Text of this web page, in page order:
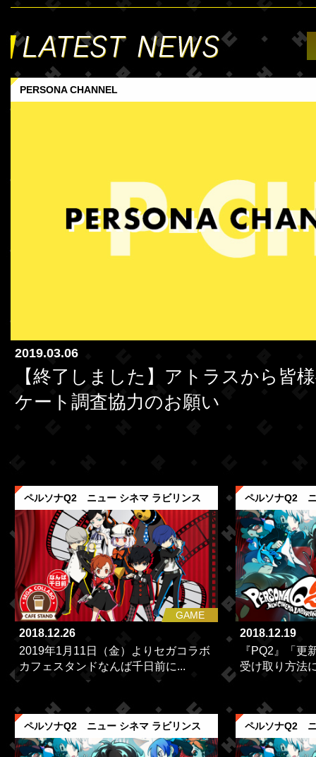
PERSONA CHANNEL
2019.03.06
【終了しました】アトラスから皆
ケート調査協力のお願い
ペルソナQ2 ニュー シネマ ラビリンス
GAME
2018.12.26
2019年1月11日（金）よりセガコラボ
カフェスタンドなんば千日前に...
ペルソナQ2
2018.12.19
『PQ2』「更
受け取り方法
ペルソナQ2 ニュー シネマ ラビリンス ペルソナQ2